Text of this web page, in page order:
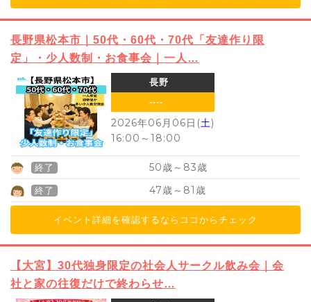
長野県松本市｜50代・60代・70代「友達作り限
定」・少人数制・お食事会｜一人…
長野
----
2026年06月06日(土)
16:00 ～ 18:00
終了 50歳～ 83歳
終了 47歳～ 81 歳
イベント詳細を確認するならココからチェック
【大宮】30代独身限定の社会人サークル飲み会｜会
社と家の往復だけで終わらせ…